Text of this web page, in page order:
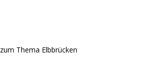
zum Thema Elbbrücken